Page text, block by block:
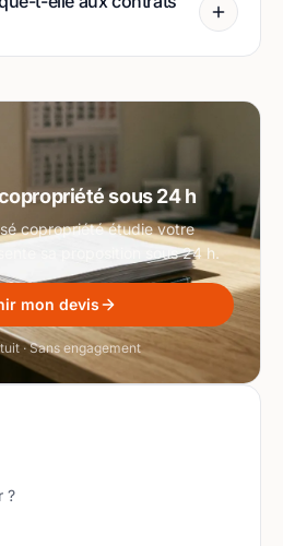
sous 24 h
copropriété étudie votre
sa proposition sous 24 h.
mon devis
· Sans engagement
?